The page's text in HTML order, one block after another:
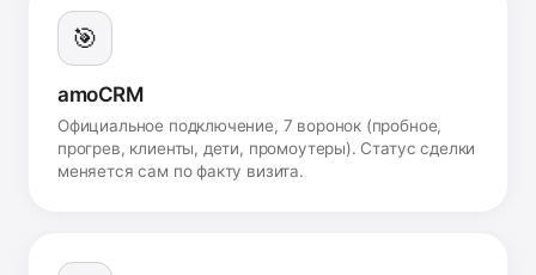
🎯
amoCRM
Официальное подключение, 7 воронок (пробное,
прогрев, клиенты, дети, промоутеры). Статус сделки
меняется сам по факту визита.